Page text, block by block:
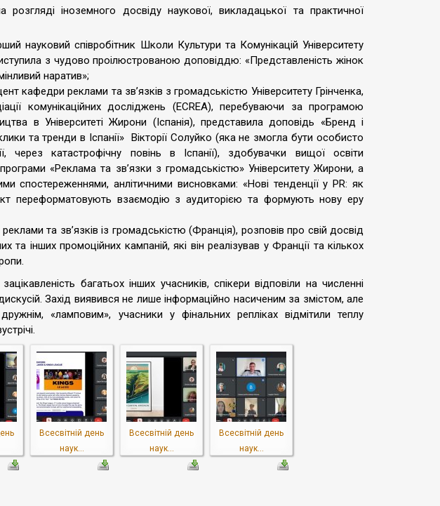
розгляді іноземного досвіду наукової, викладацької та практичної
науковий співробітник Школи Культури та Комунікацій Університету
з чудово проілюстрованою доповіддю: «Представленість жінок
наратив»;
кафедри реклами та зв’язків з громадськістю Університету Грінченка,
комунікаційних досліджень (ECREA), перебуваючи за програмою
в Університеті Жирони (Іспанія), представила доповідь «Бренд і
та тренди в Іспанії» Вікторії Солуйко (яка не змогла бути особисто
через катастрофічну повінь в Іспанії), здобувачки вищої освіти
«Реклама та зв’язки з громадськістю» Університету Жирони, а
спостереженнями, анлітичними висновками: «Нові тенденції у PR: як
переформатовують взаємодію з аудиторією та формують нову еру
реклами та зв’язків із громадськістю (Франція), розповів про свій досвід
та інших промоційних кампаній, які він реалізував у Франції та кількох
багатьох інших учасників, спікери відповіли на численні
Захід виявився не лише інформаційно насиченим за змістом, але
«ламповим», учасники у фінальних репліках відмітили теплу
Всесвітній день
наук...
Всесвітній день
наук...
Всесвітній день
наук...